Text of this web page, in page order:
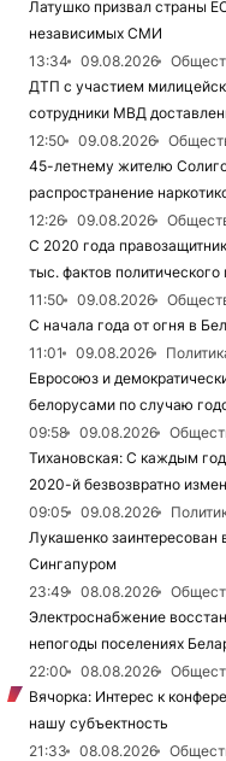
Латушко призвал страны
независимых СМИ
13:34
09.08.2026
ДТП с участием
сотрудники МВД
12:50
09.08.2026
45-летнему жителю
распространение
12:26
09.08.2026
С 2020 года
тыс. фактов
11:50
09.08.2026
С начала года от огня в
11:01
09.08.2026
Евросоюз и
белорусами по случаю
09:58
09.08.2026
Тихановская: С каждым
2020-й безвозвратно
09:05
09.08.2026
Лукашенко заинтересован
Сингапуром
23:49
08.08.2026
Электроснабжение
непогоды поселениях
22:00
08.08.2026
Вячорка: Интерес к
нашу субъектность
21:33
08.08.2026